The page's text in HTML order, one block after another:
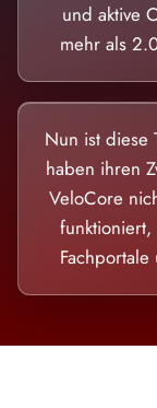
und aktive
mehr als
Nun ist diese
haben ihren
VeloCore